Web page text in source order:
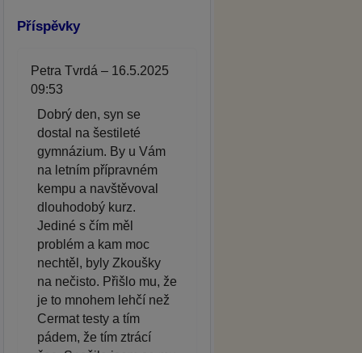
Příspěvky
Petra Tvrdá – 16.5.2025
09:53
Dobrý den, syn se
dostal na šestileté
gymnázium. By u Vám
na letním přípravném
kempu a navštěvoval
dlouhodobý kurz.
Jediné s čím měl
problém a kam moc
nechtěl, byly Zkoušky
na nečisto. Přišlo mu, že
je to mnohem lehčí než
Cermat testy a tím
pádem, že tím ztrácí